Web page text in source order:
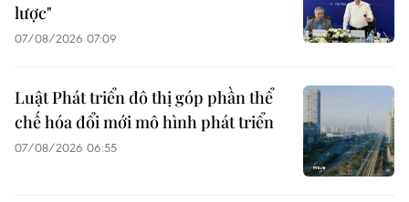
lược"
07/08/2026 07:09
Luật Phát triển đô thị góp phần thể
chế hóa đổi mới mô hình phát triển
07/08/2026 06:55